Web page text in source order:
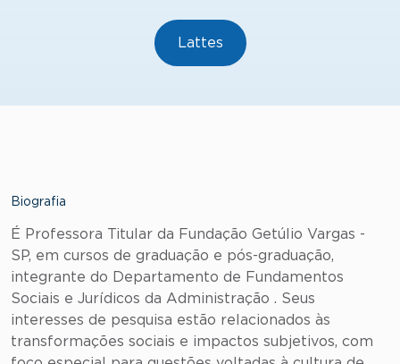
Lattes
Biografia
É Professora Titular da Fundação Getúlio Vargas -
SP, em cursos de graduação e pós-graduação,
integrante do Departamento de Fundamentos
Sociais e Jurídicos da Administração . Seus
interesses de pesquisa estão relacionados às
transformações sociais e impactos subjetivos, com